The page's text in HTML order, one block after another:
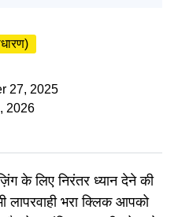
27, 2025
2026
के लिए निरंतर ध्यान देने की
लापरवाही भरा क्लिक आपको